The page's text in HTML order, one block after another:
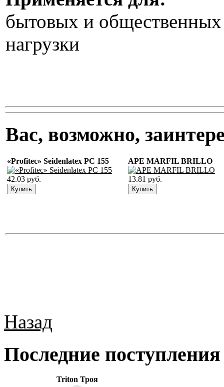
бытовых и
нагрузки
Вас, возможно,
«Profitec» Seidenlatex PC 155
42.03 руб.
APE MARFIL BRILLO
13.81 руб.
Назад
Последние
Triton Троя